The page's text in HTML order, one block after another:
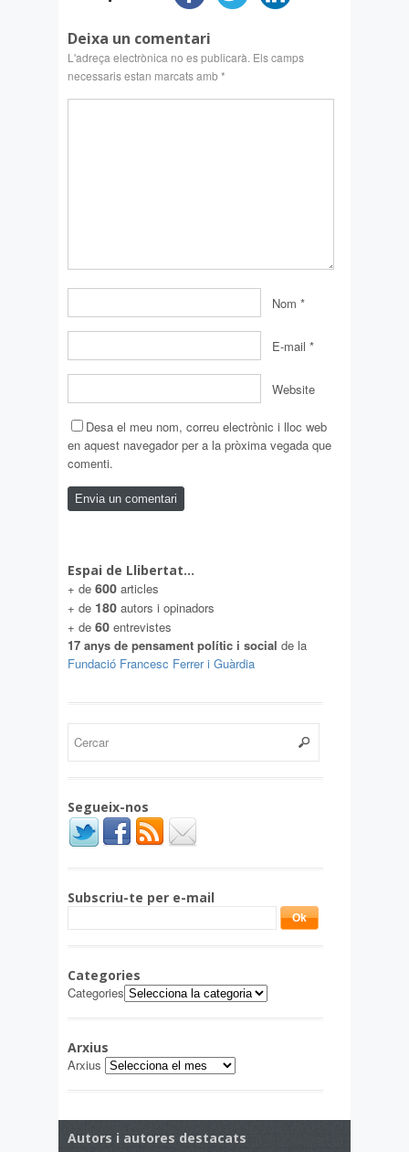
Deixa un comentari
L'adreça electrònica no es publicarà. Els camps
necessaris estan marcats amb*
Nom *
E-mail *
Website
Desa el meu nom, correu electrònic i lloc web
en aquest navegador per a la pròxima vegada que
comenti.
Espai de Llibertat…
+ de 600 articles
+ de 180 autors i opinadors
+ de 60 entrevistes
17 anys de pensament polític i social de la
Fundació Francesc Ferrer i Guàrdia
Segueix-nos
Subscriu-te per e-mail
Categories
Categories
Arxius
Arxius
Autors i autores destacats